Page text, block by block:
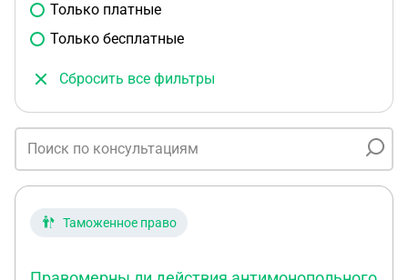
Только платные
Только бесплатные
Сбросить все фильтры
Таможенное право